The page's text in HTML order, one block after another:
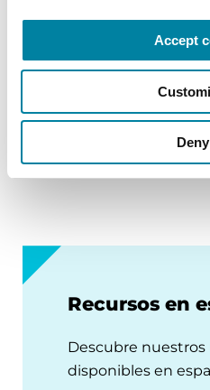
Accept
los CDC y nos
lineamientos
el día del evento
harán ajustes, de ser
Recursos en
Descubre nuestros
disponibles en